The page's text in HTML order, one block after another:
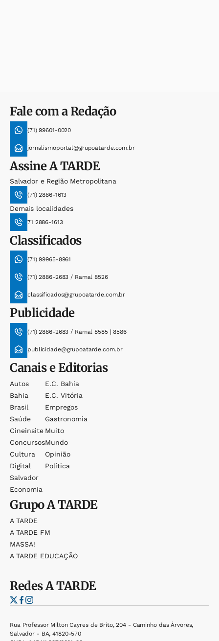
Fale com a Redação
(71) 99601-0020
jornalismoportal@grupoatarde.com.br
AssineA TARDE
Salvador e Região Metropolitana
(71) 2886-1613
Demais localidades
71 2886-1613
Classificados
(71) 99965-8961
(71) 2886-2683 / Ramal 8526
classificados@grupoatarde.com.br
Publicidade
(71) 2886-2683 / Ramal 8585 | 8586
publicidade@grupoatarde.com.br
Canais e Editorias
Autos
Bahia
Brasil
Saúde
Cineinsite
Concursos
Cultura
Digital
Salvador
Economia
E.c. Bahia
E.c. Vitória
Empregos
Gastronomia
Muito
Mundo
Opinião
Política
GrupoA TARDE
A TARDE
A TARDE FM
MASSA!
A TARDE EDUCAÇÃO
RedesA TARDE
Rua Professor Milton Cayres de Brito, 204 - Caminho das Árvores,
Salvador - BA, 41820-570